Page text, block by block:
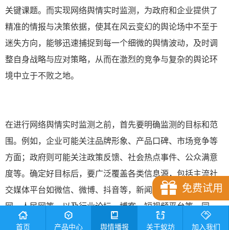
关键课题。而实现网络舆情实时监测，为政府和企业提供了
精准的情报与决策依据，使其在风云变幻的舆论场中不至于
迷失方向，能够迅速捕捉到每一个细微的舆情波动，及时调
整自身战略与应对策略，从而在激烈的竞争与复杂的舆论环
境中立于不败之地。
在进行网络舆情实时监测之前，首先要明确监测的目标和范
围。例如，企业可能关注品牌形象、产品口碑、市场竞争等
方面；政府则可能关注政策反馈、社会热点事件、公众满意
度等。确定好目标后，要广泛覆盖各类信息源，包括主流社
交媒体平台如微信、微博、抖音等，新闻媒体网站如新华
网、人民网等，以及行业论坛、博客、短视频平台等。同
时，建立丰富的关键词库至关重要，应涵盖组织名称、产品
免费试用
首页 产品中心 舆情播报 关于蚁坊 加入我们